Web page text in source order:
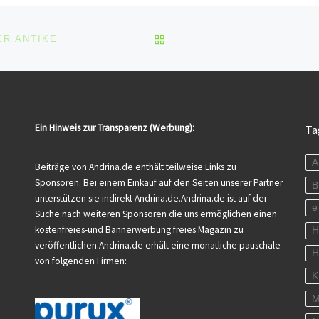
ANTIKE
Ein Hinweis zur Transparenz (Werbung):
Beiträge von Andrina.de enthält teilweise Links zu
Sponsoren. Bei einem Einkauf auf den Seiten unserer Partner
unterstützen sie indirekt Andrina.de.Andrina.de ist auf der
Suche nach weiteren Sponsoren die uns ermöglichen einen
kostenfreies-und Bannerwerbung freies Magazin zu
veröffentlichen.Andrina.de erhält eine monatliche pauschale
von folgenden Firmen: